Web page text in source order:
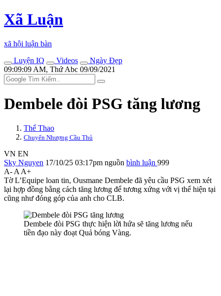
Xã Luận
xã hội luận bàn
Luyện IQ
Videos
Ngày Đẹp
09:09:09 AM, Thứ Abc 09/09/2021
Dembele đòi PSG tăng lương
Thể Thao
Chuyển Nhượng Cầu Thủ
VN EN
Sky Nguyen 17/10/25 03:17pm nguồn bình luận 999
A- A A+
Tờ L’Equipe loan tin, Ousmane Dembele đã yêu cầu PSG xem xét
lại hợp đồng bằng cách tăng lương để tương xứng với vị thế hiện tại
cũng như đóng góp của anh cho CLB.
Dembele đòi PSG thực hiện lời hứa sẽ tăng lương nếu
tiền đạo này đoạt Quả bóng Vàng.